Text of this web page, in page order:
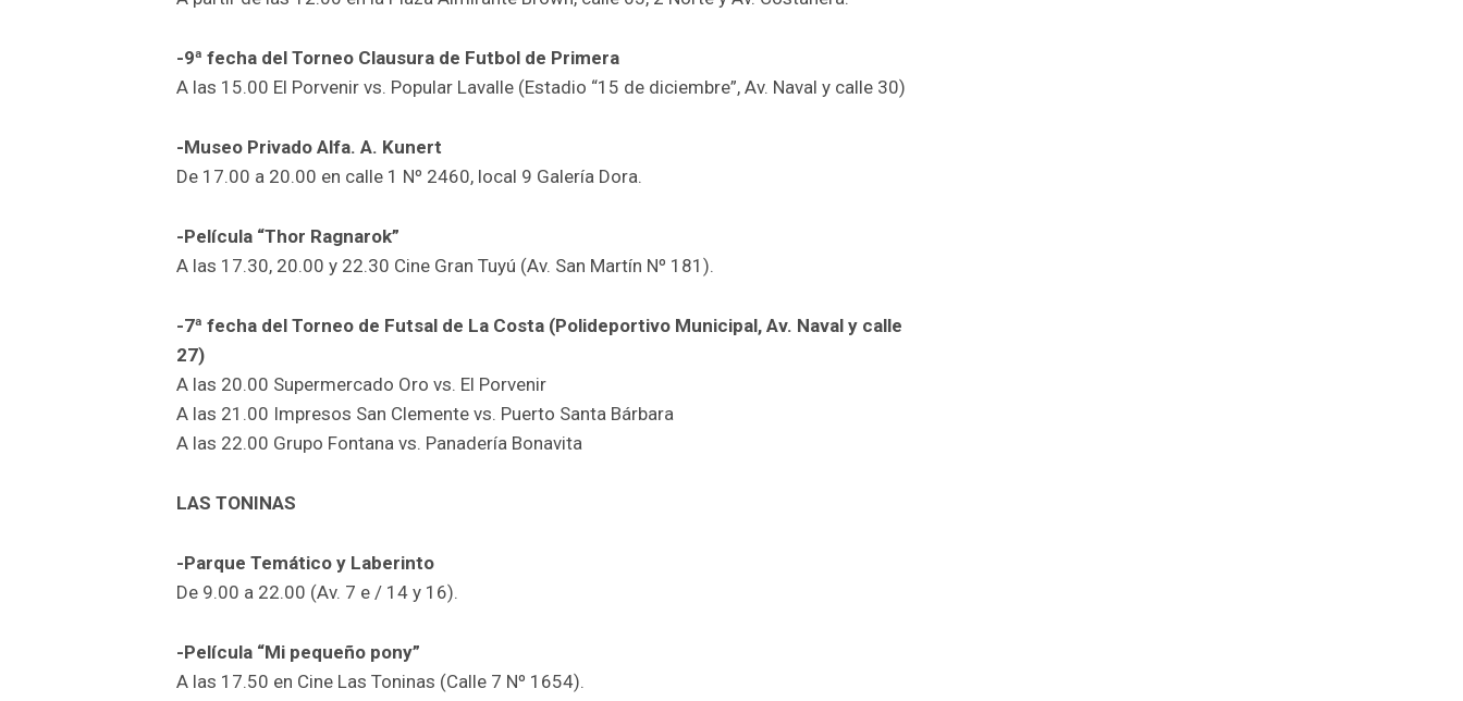
-9ª fecha del Torneo Clausura de Futbol de Primera
A las 15.00 El Porvenir vs. Popular Lavalle (Estadio “15 de diciembre”, Av. Naval y calle 30)
-Museo Privado Alfa. A. Kunert
De 17.00 a 20.00 en calle 1 Nº 2460, local 9 Galería Dora.
-Película “Thor Ragnarok”
A las 17.30, 20.00 y 22.30 Cine Gran Tuyú (Av. San Martín Nº 181).
-7ª fecha del Torneo de Futsal de La Costa (Polideportivo Municipal, Av. Naval y calle
27)
A las 20.00 Supermercado Oro vs. El Porvenir
A las 21.00 Impresos San Clemente vs. Puerto Santa Bárbara
A las 22.00 Grupo Fontana vs. Panadería Bonavita
LAS TONINAS
-Parque Temático y Laberinto
De 9.00 a 22.00 (Av. 7 e / 14 y 16).
-Película “Mi pequeño pony”
A las 17.50 en Cine Las Toninas (Calle 7 Nº 1654).